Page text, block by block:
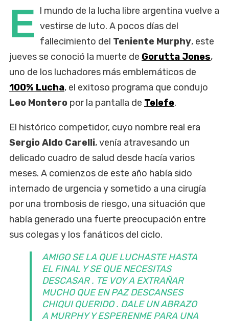
E l mundo de la lucha libre argentina vuelve a
vestirse de luto. A pocos días del
fallecimiento del Teniente Murphy, este
jueves se conoció la muerte de Gorutta Jones,
uno de los luchadores más emblemáticos de
100% Lucha, el exitoso programa que condujo
Leo Montero por la pantalla de Telefe.
El histórico competidor, cuyo nombre real era
Sergio Aldo Carelli, venía atravesando un
delicado cuadro de salud desde hacía varios
meses. A comienzos de este año había sido
internado de urgencia y sometido a una cirugía
por una trombosis de riesgo, una situación que
había generado una fuerte preocupación entre
sus colegas y los fanáticos del ciclo.
AMIGO SE LA QUE LUCHASTE HASTA
EL FINAL Y SE QUE NECESITAS
DESCASAR . TE VOY A EXTRAÑAR
MUCHO QUE EN PAZ DESCANSES
CHIQUI QUERIDO . DALE UN ABRAZO
A MURPHY Y ESPERENME PARA UNA